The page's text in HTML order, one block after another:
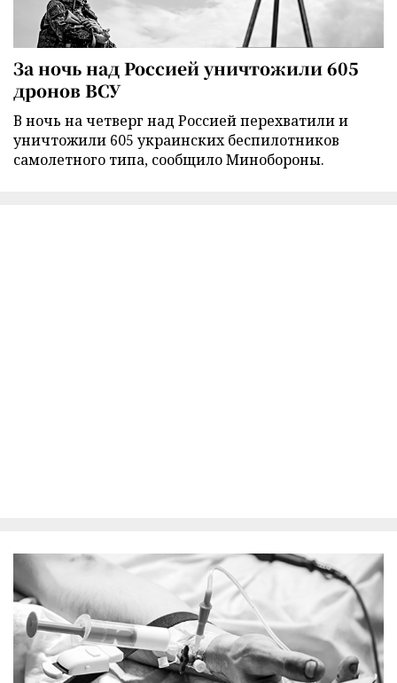
За ночь над Россией уничтожили 605
дронов ВСУ
В ночь на четверг над Россией перехватили и
уничтожили 605 украинских беспилотников
самолетного типа, сообщило Минобороны.